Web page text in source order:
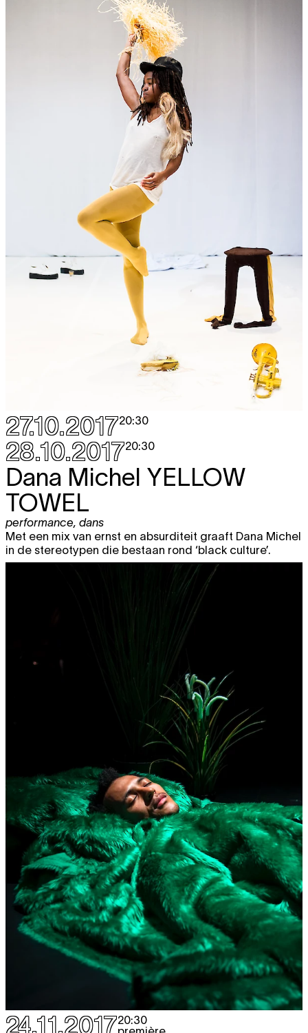
27.10.201720:30
28.10.201720:30
Dana Michel YELLOW
TOWEL
performance, dans
Met een mix van ernst en absurditeit graaft Dana Michel
in de stereotypen die bestaan rond ‘black culture’.
24.11.201720:30